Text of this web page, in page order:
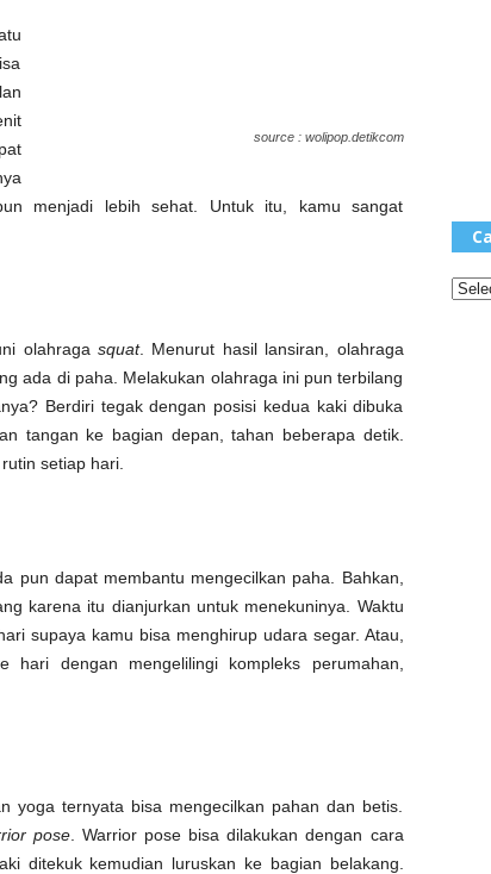
source : wolipop.detikcom
menjadi lebih sehat. Untuk itu, kamu sangat
olahraga squat. Menurut hasil lansiran, olahraga
ada di paha. Melakukan olahraga ini pun terbilang
Berdiri tegak dengan posisi kedua kaki dibuka
tangan ke bagian depan, tahan beberapa detik.
setiap hari.
pun dapat membantu mengecilkan paha. Bahkan,
karena itu dianjurkan untuk menekuninya. Waktu
supaya kamu bisa menghirup udara segar. Atau,
dengan mengelilingi kompleks perumahan,
yoga ternyata bisa mengecilkan pahan dan betis.
pose . Warrior pose bisa dilakukan dengan cara
ditekuk kemudian luruskan ke bagian belakang.